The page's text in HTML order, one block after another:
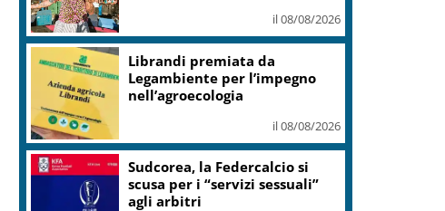
il 08/08/2026
Librandi premiata da
Legambiente per l’impegno
nell’agroecologia
il 08/08/2026
Sudcorea, la Federcalcio si
scusa per i “servizi sessuali”
agli arbitri